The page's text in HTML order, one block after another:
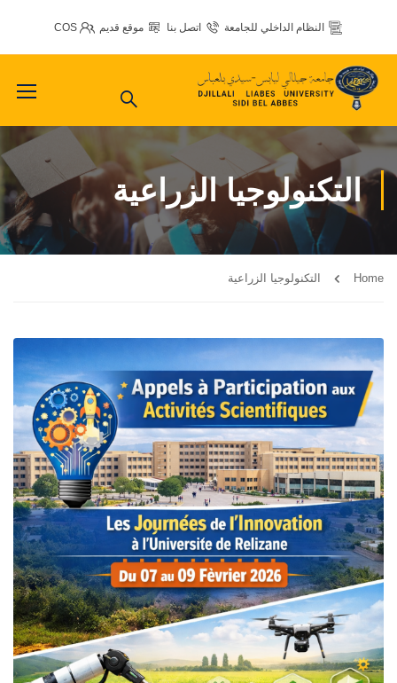
النظام الداخلي للجامعة اتصل بنا موقع قديم COS
التكنولوجيا الزراعية
Home التكنولوجيا الزراعية